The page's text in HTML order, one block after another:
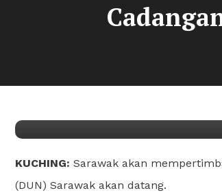
Cadangan lanjut
KUCHING: Sarawak akan
(DUN) Sarawak akan datang.